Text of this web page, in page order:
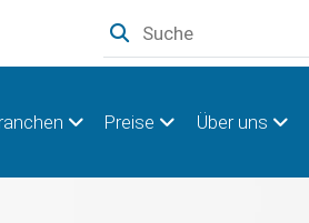
Preise Über uns